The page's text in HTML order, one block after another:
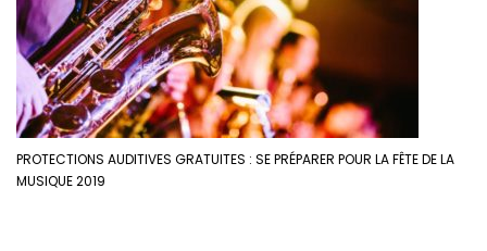
PROTECTIONS AUDITIVES GRATUITES : SE PRÉPARER POUR LA FÊTE DE LA
MUSIQUE 2019